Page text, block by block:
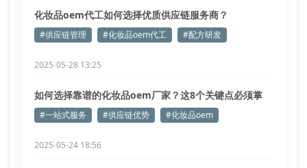
化妆品oem代工如何选择优质供应链服务商？
#供应链管理 #化妆品oem代工 #配方研发
2025-05-28 13:25
如何选择靠谱的化妆品oem厂家？这8个关键点必须掌
握！
#一站式服务 #供应链优势 #化妆品oem
2025-05-24 18:56